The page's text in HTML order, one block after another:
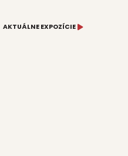
AKTUÁLNE EXPOZÍCIE